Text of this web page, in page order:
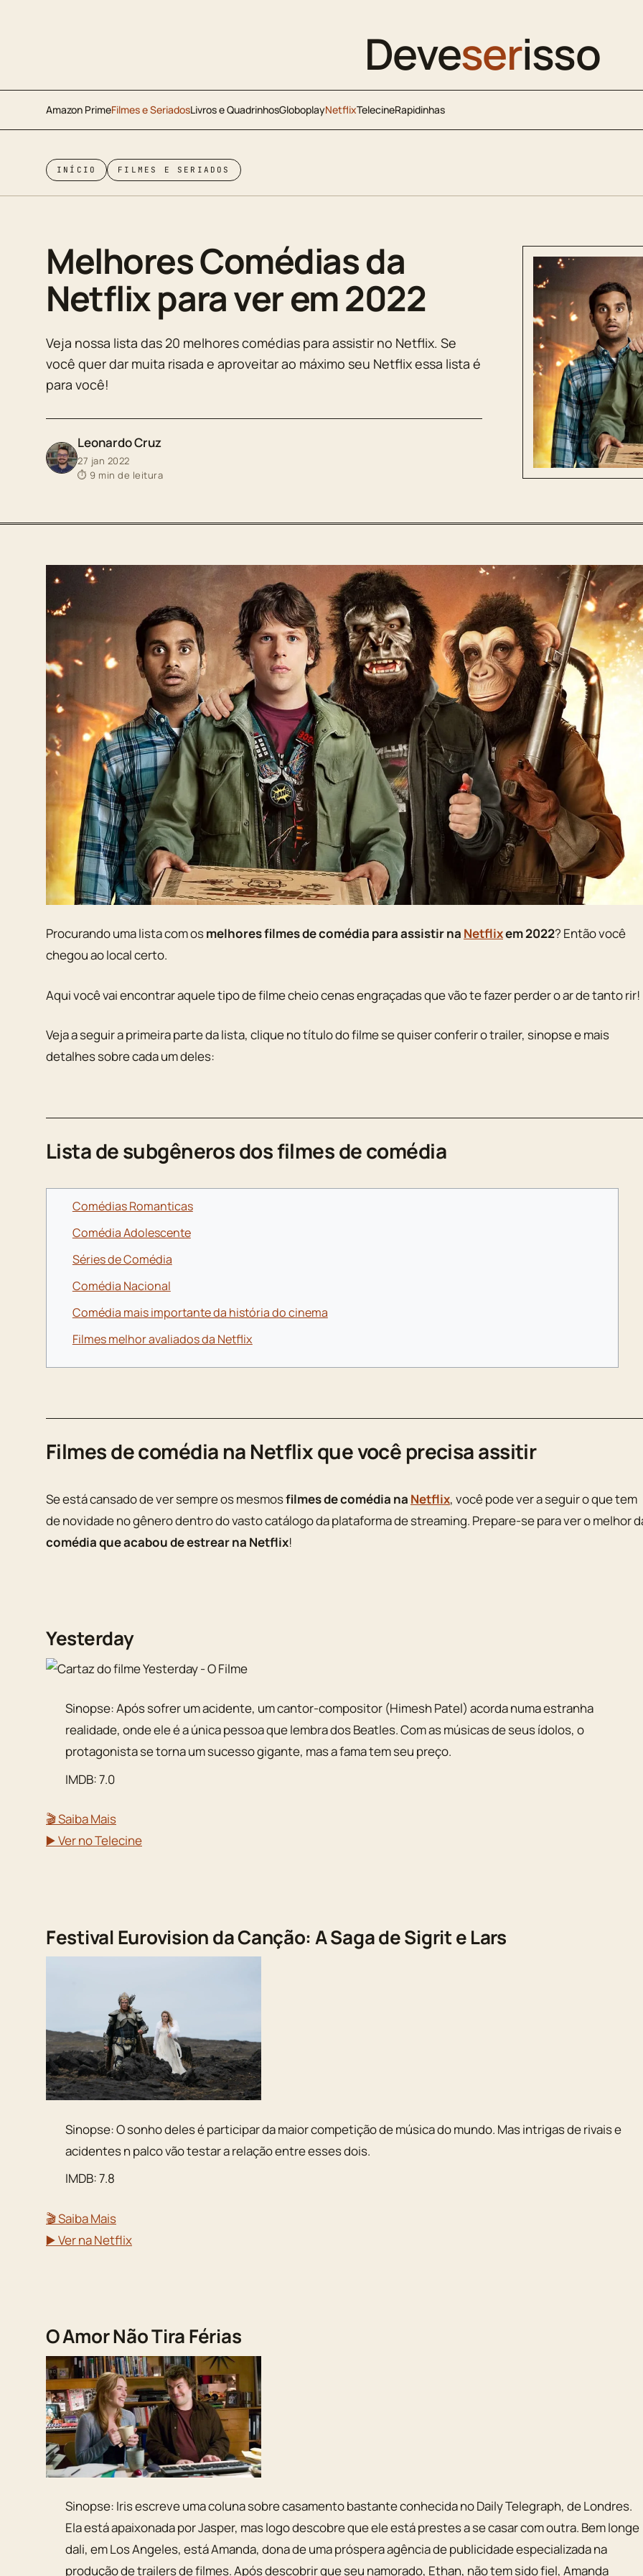
Deveserisso
Amazon PrimeFilmes e SeriadosLivros e QuadrinhosGloboplayNetflixTelecineRapidinhas
INÍCIO FILMES E SERIADOS
Melhores Comédias da
Netflix para ver em 2022
Veja nossa lista das 20 melhores comédias para assistir no Netflix. Se
você quer dar muita risada e aproveitar ao máximo seu Netflix essa lista é
para você!
Leonardo Cruz
27 jan 2022
⏱ 9 min de leitura
Procurando uma lista com osmelhores filmes de comédia para assistir na Netflixem 2022? Então você
chegou ao local certo.
Aqui você vai encontrar aquele tipo de filme cheio cenas engraçadas que vão te fazer perder o ar de tanto rir!
Veja a seguir a primeira parte da lista, clique no título do filme se quiser conferir o trailer, sinopse e mais
detalhes sobre cada um deles:
Lista de subgêneros dos filmes de comédia
Comédias Romanticas
Comédia Adolescente
Séries de Comédia
Comédia Nacional
Comédia mais importante da história do cinema
Filmes melhor avaliados da Netflix
Filmes de comédia na Netflix que você precisa assitir
Se está cansado de ver sempre os mesmosfilmes de comédia na Netflix, você pode ver a seguir o que tem
de novidade no gênero dentro do vasto catálogo da plataforma de streaming. Prepare-se para ver o melhor
comédia que acabou de estrear na Netflix!
Yesterday
Sinopse: Após sofrer um acidente, um cantor-compositor (Himesh Patel) acorda numa estranha
realidade, onde ele é a única pessoa que lembra dos Beatles. Com as músicas de seus ídolos, o
protagonista se torna um sucesso gigante, mas a fama tem seu preço.
IMDB: 7.0
🎬 Saiba Mais
▶️ Ver no Telecine
Festival Eurovision da Canção: A Saga de Sigrit e Lars
Sinopse: O sonho deles é participar da maior competição de música do mundo. Mas intrigas de rivais e
acidentes n palco vão testar a relação entre esses dois.
IMDB: 7.8
🎬 Saiba Mais
▶️ Ver na Netflix
O Amor Não Tira Férias
Sinopse: Iris escreve uma coluna sobre casamento bastante conhecida no Daily Telegraph, de Londres.
Ela está apaixonada por Jasper, mas logo descobre que ele está prestes a se casar com outra. Bem longe
dali, em Los Angeles, está Amanda, dona de uma próspera agência de publicidade especializada na
produção de trailers de filmes. Após descobrir que seu namorado, Ethan, não tem sido fiel, Amanda